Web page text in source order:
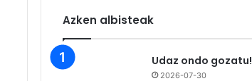
Azken albisteak
Udaz ondo gozatu!
2026-07-30